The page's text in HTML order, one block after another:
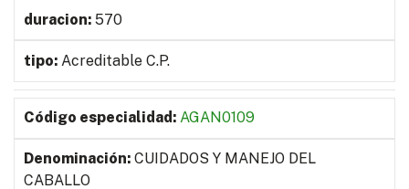
570
Acreditable C.P.
AGAN0109
CUIDADOS Y MANEJO DEL
CABALLO